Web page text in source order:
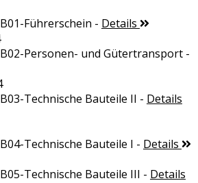
B01-Führerschein - Details
B02-Personen- und Gütertransport-
B03-Technische Bauteile II - Details
B04-Technische Bauteile I - Details
B05-Technische Bauteile III - Details